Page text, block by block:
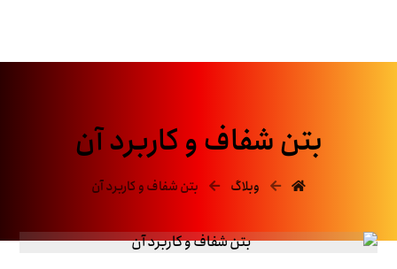
بتن شفاف و کاربرد آن
وبلاگ بتن شفاف و کاربرد آن